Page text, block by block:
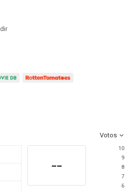
Votos
--
10
9
8
7
6